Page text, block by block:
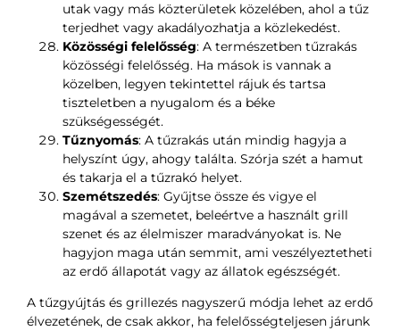
utak vagy más közterületek közelében, ahol a tűz
terjedhet vagy akadályozhatja a közlekedést.
Közösségi felelősség: A természetben tűzrakás
közösségi felelősség. Ha mások is vannak a
közelben, legyen tekintettel rájuk és tartsa
tiszteletben a nyugalom és a béke
szükségességét.
Tűznyomás: A tűzrakás után mindig hagyja a
helyszínt úgy, ahogy találta. Szórja szét a hamut
és takarja el a tűzrakó helyet.
Szemétszedés: Gyűjtse össze és vigye el
magával a szemetet, beleértve a használt grill
szenet és az élelmiszer maradványokat is. Ne
hagyjon maga után semmit, ami veszélyeztetheti
az erdő állapotát vagy az állatok egészségét.
A tűzgyújtás és grillezés nagyszerű módja lehet az erdő
élvezetének, de csak akkor, ha felelősségteljesen járunk